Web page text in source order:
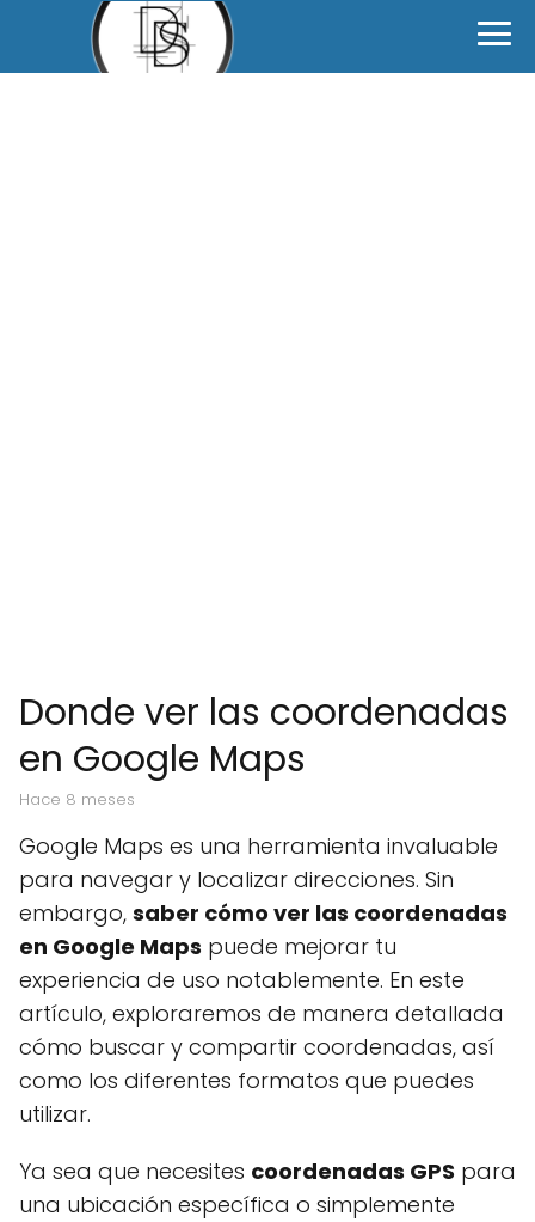
Donde ver las coordenadas
en Google Maps
hace 8 meses
Google Maps es una herramienta invaluable
para navegar y localizar direcciones. Sin
embargo, saber cómo ver las coordenadas
en Google Maps puede mejorar tu
experiencia de uso notablemente. En este
artículo, exploraremos de manera detallada
cómo buscar y compartir coordenadas, así
como los diferentes formatos que puedes
utilizar.
Ya sea que necesites coordenadas GPS para
una ubicación específica o simplemente